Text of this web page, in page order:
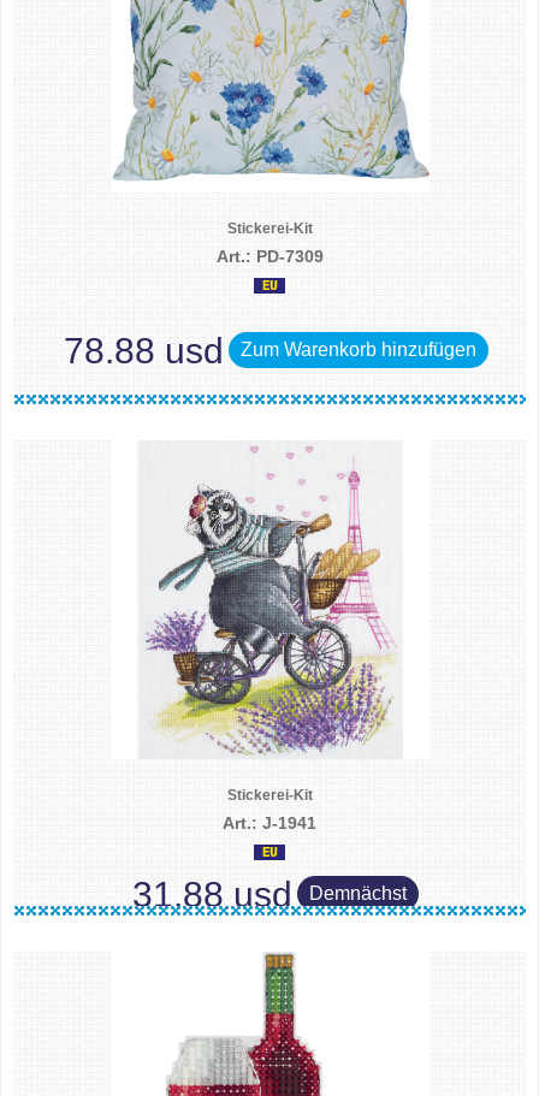
Stickerei-Kit
Art.: PD-7309
78.88 usd Zum Warenkorb hinzufügen
Stickerei-Kit
Art.: J-1941
31.88 usd Demnächst